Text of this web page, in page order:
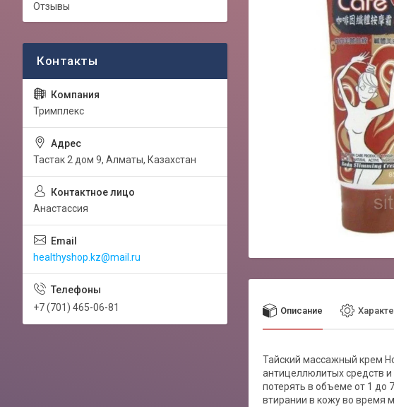
Описание
Тайский массажный крем
антицеллюлитых средств
потерять в объеме от 1 до
втирании в кожу во время
Отзывы
Тримплекс
Тастак 2 дом 9, Алматы, Казахстан
Анастассия
healthyshop.kz@mail.ru
+7 (701) 465-06-81